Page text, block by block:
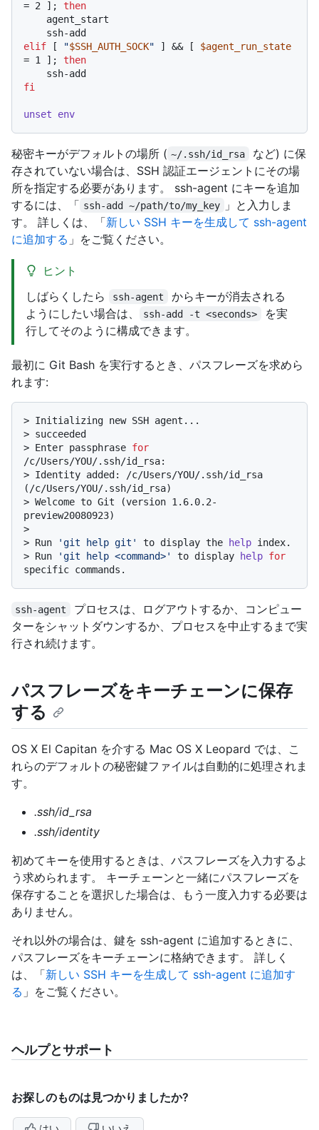
= 2 ]; then
elif [ "$SSH_AUTH_SOCK" ] && [ $agent_run_state
= 1 ]; then
fi
unset env
秘密キーがデフォルトの場所 ( ~/.ssh/id_rsa
など) に保
存されていない場合は、SSH 認証エージェントにその場
所を指定する必要があります。 ssh-agent にキーを追加
するには、「 ssh-add ~/path/to/my_key
」と入力しま
す。 詳しくは、「新しい SSH キーを生成して ssh-agent
に追加する 」をご覧ください。
ヒント
しばらくしたら
ssh-agent
からキーが消去される
ようにしたい場合は、
ssh-add -t <seconds>
を実
行してそのように構成できます。
最初に Git Bash を実行するとき、パスフレーズを求めら
れます:
> Initializing new SSH agent...
> succeeded
> Enter passphrase for
/c/Users/YOU/.ssh/id_rsa:
> Identity added: /c/Users/YOU/.ssh/id_rsa
(/c/Users/YOU/.ssh/id_rsa)
> Welcome to Git (version 1.6.0.2-
preview20080923)
>
> Run
'git help git' to display the help index.
> Run 'git help <command>' to display help for
specific commands.
ssh-agent
プロセスは、ログアウトするか、コンピュー
ターをシャットダウンするか、プロセスを中止するまで実
行され続けます。
パスフレーズをキーチェーンに保存
する
OS X El Capitan を介する Mac OS X Leopard では、こ
れらのデフォルトの秘密鍵ファイルは自動的に処理されま
す。
.ssh/id_rsa
.ssh/identity
初めてキーを使用するときは、パスフレーズを入力するよ
う求められます。 キーチェーンと一緒にパスフレーズを
保存することを選択した場合は、もう一度入力する必要は
ありません。
それ以外の場合は、鍵を ssh-agent に追加するときに、
パスフレーズをキーチェーンに格納できます。 詳しく
は、「新しい SSH キーを生成して ssh-agent に追加す
る 」をご覧ください。
ヘルプとサポート
お探しのものは見つかりましたか?